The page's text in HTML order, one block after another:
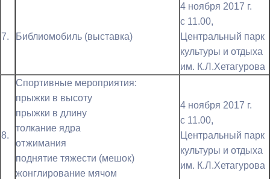
7. Библиомобиль (выставка)
4 ноября 2017 г.
с 11.00,
Центральный парк
культуры и отдыха
им. К.Л.Хетагурова
8.
Спортивные мероприятия:
прыжки в высоту
прыжки в длину
толкание ядра
отжимания
поднятие тяжести (мешок)
жонглирование мячом
4 ноября 2017 г.
с 11.00,
Центральный парк
культуры и отдыха
им. К.Л.Хетагурова